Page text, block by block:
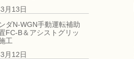
月13日
ダN-WGN手動運転補助
FC-B＆アシストグリッ
工
月12日